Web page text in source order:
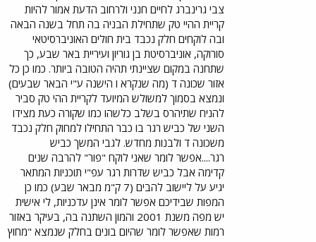
צבי גרינברג לחיים חנני ולרחוב הדעת אמור להיות
קריית ההיי טק שתחילת הבניה בה תחל בשנה הבאה
ובה לוקחים חלק נכבד בית חולים האוניברסיטאי
סורוקה, אוניברסיטת בן גוריון ועיריית באר שבע, כך
שתחנה במקום שציינתי תהיה הטובה ביותר. כמו כן כל
אזור שכונה ד (מה שנקרא ו הישנה ע"י הבאר שבעים)
ונמצא בסמוך למשולש המיועד לקריית ההי טק סביר
להניח שתיהרס בשלב כלשהו כמו שקורה כעת מצידו
השני של כביש רגר בו כבר התחילו למחוק חלק נכבד
משכונה ד ולבנות מחדש. לגבי המשך כביש
רגר....אפשר לומר שאני לוקח "פור" להרבה שנים
קדימה אבל כביש שדרות רגר עפ"י תוכניות המתאר
יגיע על ליישוב להבים (7 ק"מ מבאר שבע) כמו כן
המפות שבידיכם אפשר לומר אינן עדכניות, לי אישית
יש מפה משנת 2001 והמון השתנה בה, בעיקר באזור
רמות שאפשר לומר שהיום בונים בחלק שנמצא "מחוץ